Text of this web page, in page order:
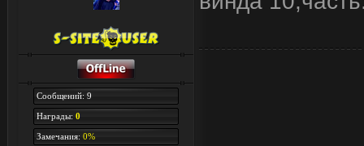
Сообщений: 9
Награды: 0
Замечания: 0%